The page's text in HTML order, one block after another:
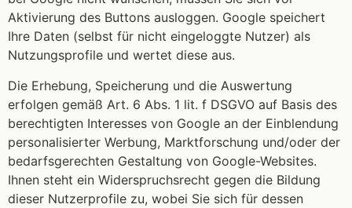
Aktivierung des Buttons ausloggen. Google speichert
Ihre Daten (selbst für nicht eingeloggte Nutzer) als
Nutzungsprofile und wertet diese aus.
Die Erhebung, Speicherung und die Auswertung
erfolgen gemäß Art. 6 Abs. 1 lit. f DSGVO auf Basis des
berechtigten Interesses von Google an der Einblendung
personalisierter Werbung, Marktforschung und/oder der
bedarfsgerechten Gestaltung von Google-Websites.
Ihnen steht ein Widerspruchsrecht gegen die Bildung
dieser Nutzerprofile zu, wobei Sie sich für dessen